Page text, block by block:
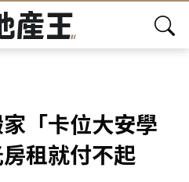
「卡位大安學
租就付不起